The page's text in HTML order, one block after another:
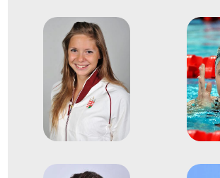
2012
Nagy-Britannia
XXX. nyári olimpiai
Medencés 800m gyors